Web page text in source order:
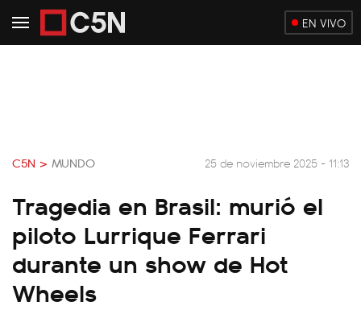
EN VIVO
C5N > MUNDO 25 de noviembre 2025 - 11:13
Tragedia en Brasil: murió el
piloto Lurrique Ferrari
durante un show de Hot
Wheels